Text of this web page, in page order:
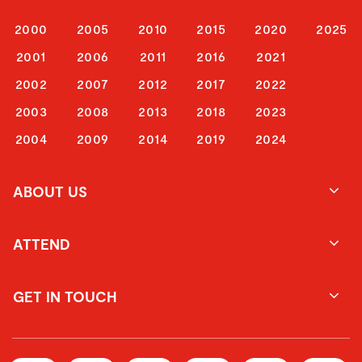
2000
2001
2002
2003
2004
2005
2006
2007
2008
2009
2010
2011
2012
2013
2014
2015
2016
2017
2018
2019
2020
2021
2022
2023
2024
2025
ABOUT US
ATTEND
GET IN TOUCH